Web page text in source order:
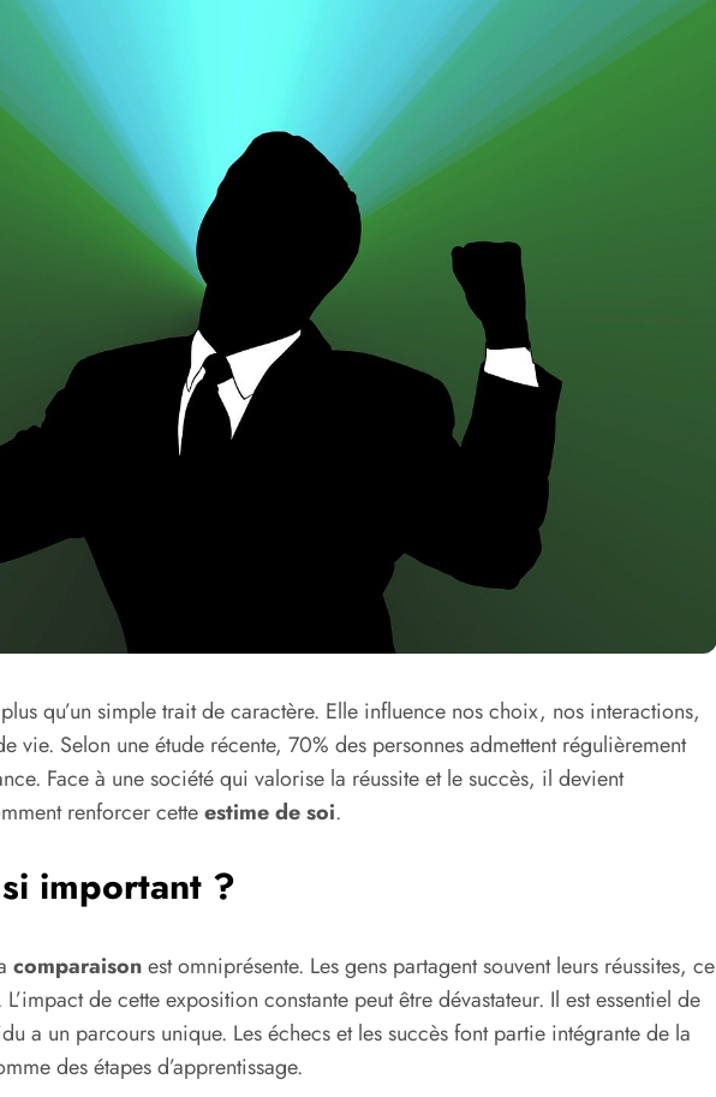
qu’un simple trait de caractère. Elle influence nos choix, nos interactions,
vie. Selon une étude récente, 70% des personnes admettent régulièrement
Face à une société qui valorise la réussite et le succès, il devient
renforcer cetteestime de soi.
important ?
comparaisonest omniprésente. Les gens partagent souvent leurs réussites, ce
de cette exposition constante peut être dévastateur. Il est essentiel de
a un parcours unique. Les échecs et les succès font partie intégrante de la
des étapes d’apprentissage.